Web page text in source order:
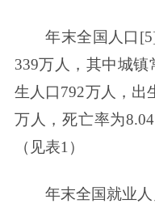
年末全国人口
339万人，其中城镇
生人口792万人，出
万人，死亡率为
（见表1）
年末全国就业